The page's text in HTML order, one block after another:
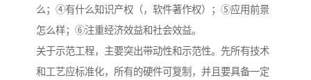
么；④有什么知识产权（，软件著作权）；⑤应用前景
怎么样；⑥注重经济效益和社会效益。
关于示范工程，主要突出带动性和示范性。先所有技术
和工艺应标准化，所有的硬件可复制，并且要具备一定